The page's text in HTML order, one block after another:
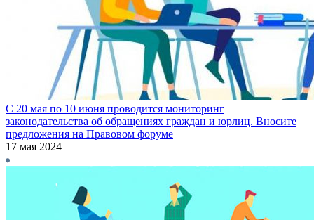
С 20 мая по 10 июня проводится мониторинг
законодательства об обращениях граждан и юрлиц. Вносите
предложения на Правовом форуме
17 мая 2024